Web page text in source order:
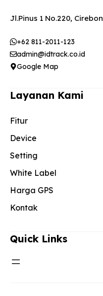
Jl.Pinus 1 No.220, Cirebon
+62 811-2011-123
admin@idtrack.co.id
Google Map
Layanan Kami
Fitur
Device
Setting
White Label
Harga GPS
Kontak
Quick Links